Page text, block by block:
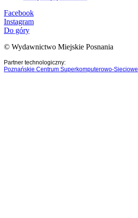
Facebook
Instagram
Do góry
© Wydawnictwo Miejskie Posnania
Partner technologiczny:
Poznańskie Centrum Superkomputerowo-Sieciowe